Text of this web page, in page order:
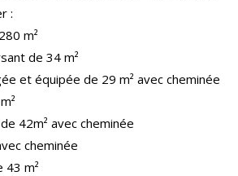
:
280 m²
de 34 m²
et équipée de 29 m² avec cheminée
42m² avec cheminée
cheminée
43 m²